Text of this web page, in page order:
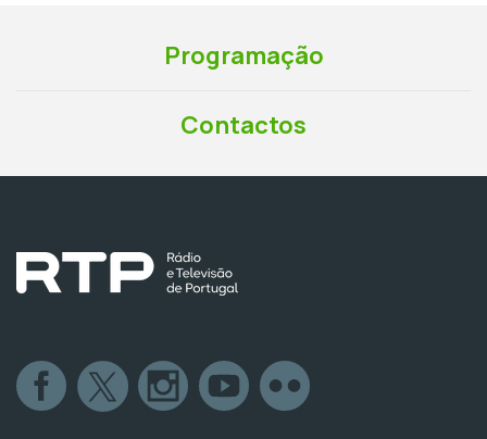
Programação
Contactos